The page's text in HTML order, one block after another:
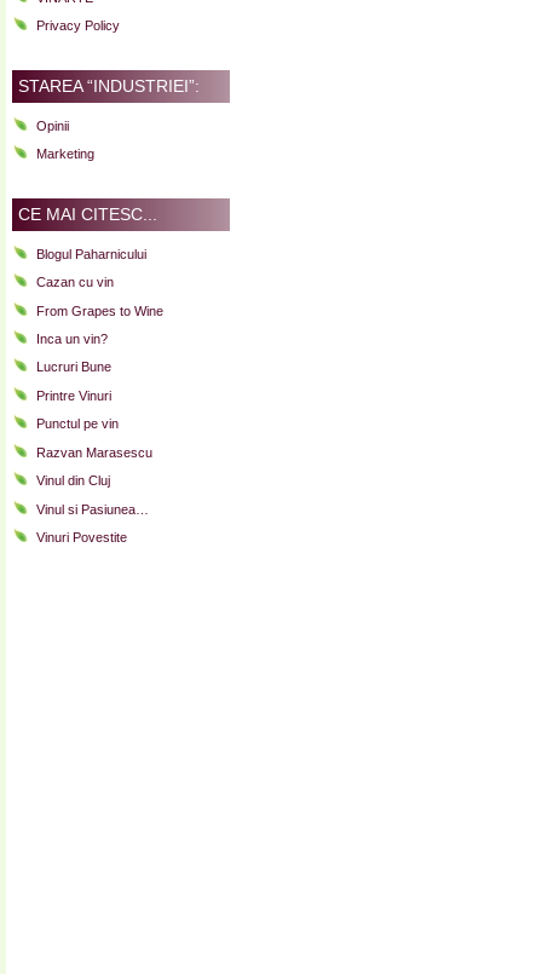
Privacy Policy
STAREA “INDUSTRIEI”:
Opinii
Marketing
CE MAI CITESC...
Blogul Paharnicului
Cazan cu vin
From Grapes to Wine
Inca un vin?
Lucruri Bune
Printre Vinuri
Punctul pe vin
Razvan Marasescu
Vinul din Cluj
Vinul si Pasiunea…
Vinuri Povestite